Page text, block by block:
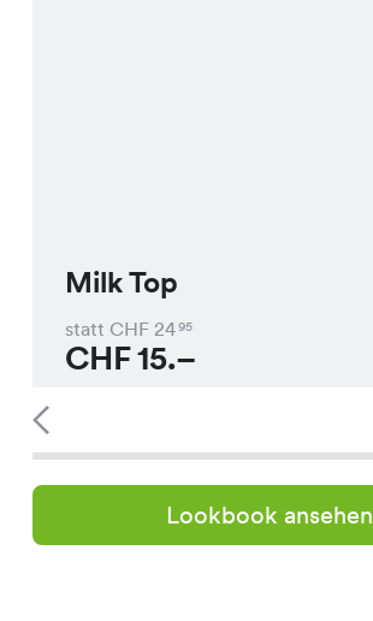
Milk Top
statt CHF 2495
CHF15.–
Lookbook ansehen